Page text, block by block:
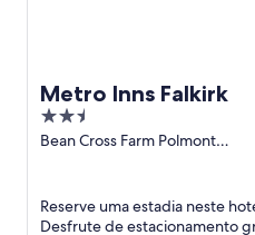
Metro Inns Falkirk
2.5
out
Bean Cross Farm Polmont
Reserve uma estadia neste
Desfrute de estacionamento